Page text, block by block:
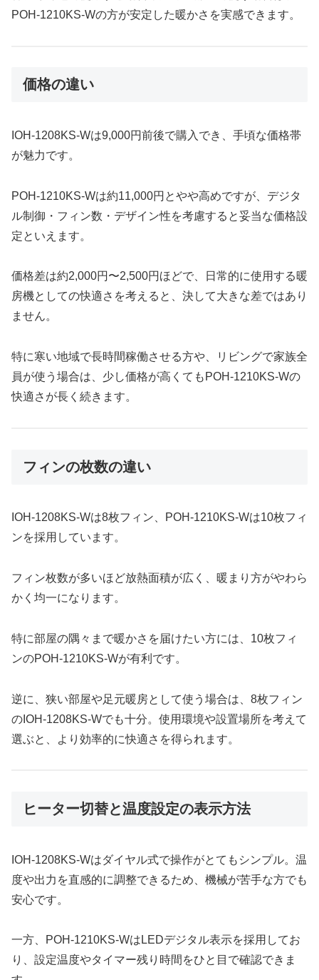
POH-1210KS-Wの方が安定した暖かさを実感できます。
価格の違い
IOH-1208KS-Wは9,000円前後で購入でき、手頃な価格帯
が魅力です。
POH-1210KS-Wは約11,000円とやや高めですが、デジタ
ル制御・フィン数・デザイン性を考慮すると妥当な価格設
定といえます。
価格差は約2,000円〜2,500円ほどで、日常的に使用する暖
房機としての快適さを考えると、決して大きな差ではあり
ません。
特に寒い地域で長時間稼働させる方や、リビングで家族全
員が使う場合は、少し価格が高くてもPOH-1210KS-Wの
快適さが長く続きます。
フィンの枚数の違い
IOH-1208KS-Wは8枚フィン、POH-1210KS-Wは10枚フィ
ンを採用しています。
フィン枚数が多いほど放熱面積が広く、暖まり方がやわら
かく均一になります。
特に部屋の隅々まで暖かさを届けたい方には、10枚フィ
ンのPOH-1210KS-Wが有利です。
逆に、狭い部屋や足元暖房として使う場合は、8枚フィン
のIOH-1208KS-Wでも十分。使用環境や設置場所を考えて
選ぶと、より効率的に快適さを得られます。
ヒーター切替と温度設定の表示方法
IOH-1208KS-Wはダイヤル式で操作がとてもシンプル。温
度や出力を直感的に調整できるため、機械が苦手な方でも
安心です。
一方、POH-1210KS-WはLEDデジタル表示を採用してお
り、設定温度やタイマー残り時間をひと目で確認できま